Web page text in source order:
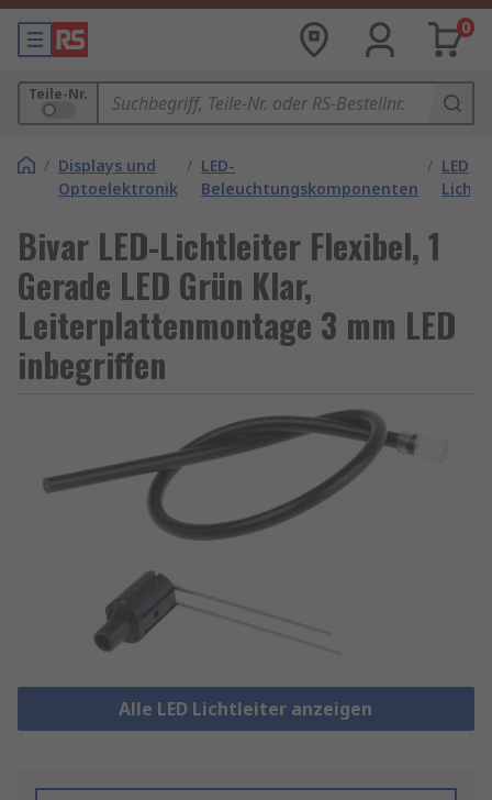
0
Teile-Nr.
/ Displays und
Optoelektronik
/ LED-
Beleuchtungskomponenten
/ LED
Bivar LED-Lichtleiter Flexibel, 1
Gerade LED Grün Klar,
Leiterplattenmontage 3 mm LED
inbegriffen
Alle LED Lichtleiter anzeigen